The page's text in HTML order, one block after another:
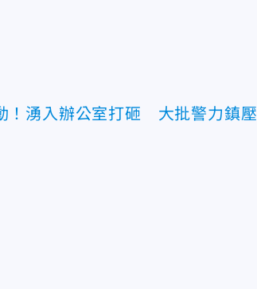
！湧入辦公室打砸 大批警力鎮壓